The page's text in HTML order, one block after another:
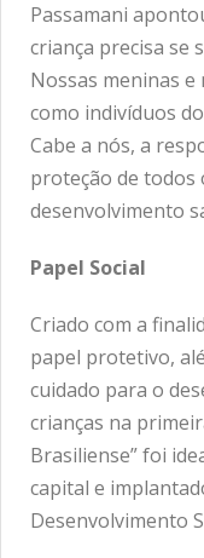
Passamani
criança precisa se
Nossas meninas
como indivíduos
Cabe a nós, a
proteção de todos
desenvolvimento
Papel Social
Criado com a
papel protetivo,
cuidado para o
crianças na
Brasiliense” foi
capital e
Desenvolvimento